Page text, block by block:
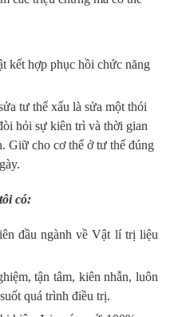
kết hợp phục hồi chức năng
tư thế xấu là sửa một thói
hỏi sự kiên trì và thời gian
Giữ cho cơ thể ở tư thế đúng
có:
đầu ngành về Vật lí trị liệu
tận tâm, kiên nhẫn, luôn
quá trình điều trị.